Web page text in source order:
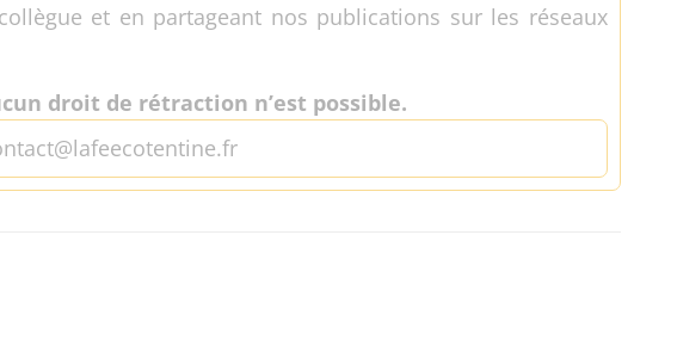
et en partageant nos publications sur les réseaux
droit de rétraction n’est possible.